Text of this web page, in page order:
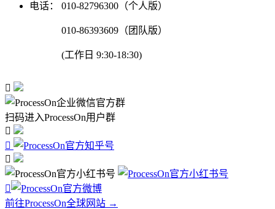
电话：
010-82796300（个人版）
010-86393609（团队版）
(工作日 9:30-18:30)

扫码进入ProcessOn用户群




前往ProcessOn全球网站 →